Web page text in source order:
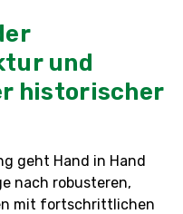
und
historischer
geht Hand in Hand
nach robusteren,
mit fortschrittlichen